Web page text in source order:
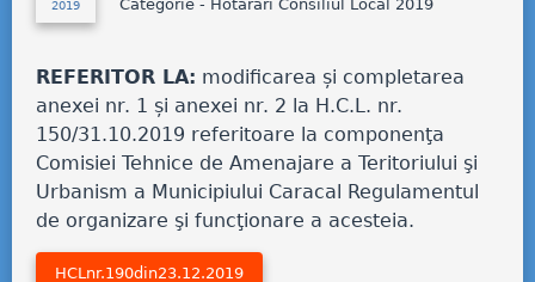
2019 Categorie - Hotărâri Consiliul Local 2019
REFERITOR LA: modificarea și completarea
anexei nr. 1 și anexei nr. 2 la H.C.L. nr.
150/31.10.2019 referitoare la componenţa
Comisiei Tehnice de Amenajare a Teritoriului şi
Urbanism a Municipiului Caracal Regulamentul
de organizare şi funcţionare a acesteia.
HCLnr.190din23.12.2019